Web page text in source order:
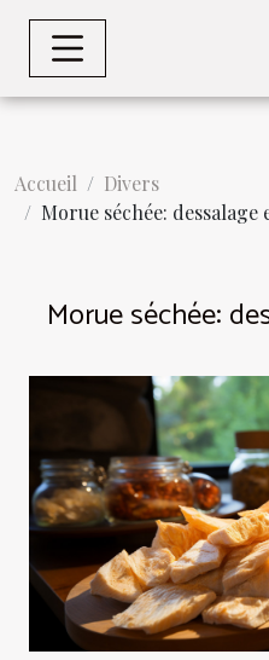
Accueil
Divers
Morue séchée:
Morue séchée: